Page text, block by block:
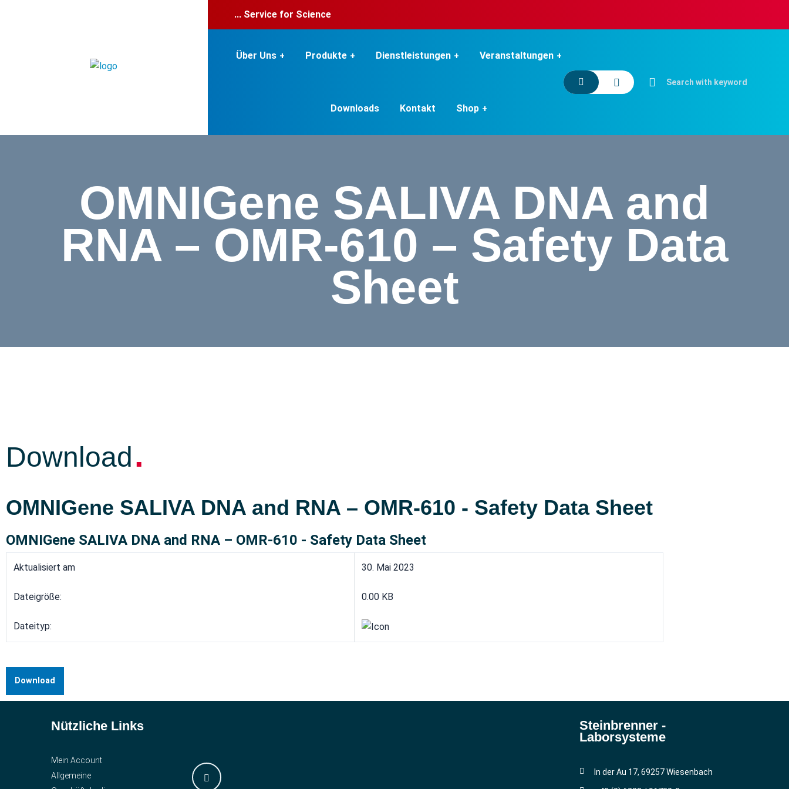
... Service for Science
Über Uns Produkte Dienstleistungen Veranstaltungen
Downloads Kontakt Shop
OMNIGene SALIVA DNA and
RNA – OMR-610 – Safety Data
Sheet
Download
.
OMNIGene SALIVA DNA and RNA – OMR-610 - Safety Data Sheet
OMNIGene SALIVA DNA and RNA – OMR-610 - Safety Data Sheet
Aktualisiert am 30. Mai 2023
Dateigröße: 0.00 KB
Dateityp:
Download
Nützliche Links
Mein Account
Allgemeine
Steinbrenner ­
Laborsysteme
In der Au 17, 69257 Wiesenbach